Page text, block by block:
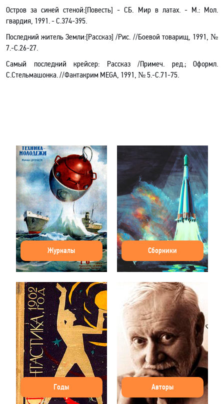
Остров за синей стеной:[Повесть] - СБ. Мир в латах.- М.: Мол.
гвардия, 1991. - С.374-395.
Последний житель Земли:[Рассказ] /Рис. //Боевой товарищ, 1991, №
7.-C.26-27.
Самый последний крейсер: Рассказ /Примеч. ред.; Оформл.
С.Стельмашонка. //Фантакрим MEGA, 1991, № 5.-С.71-75.
Журналы Сборники
Годы Авторы